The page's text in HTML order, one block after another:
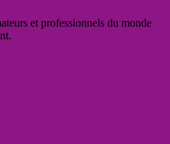
et professionnels du monde